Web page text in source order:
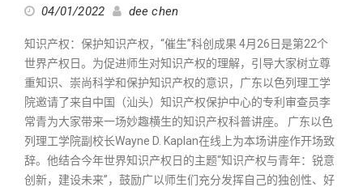
04/01/2022 dee chen
知识产权：保护知识产权，“催生”科创成果 4月26日是第22个
世界产权日。为促进师生对知识产权的理解，引导大家树立尊
重知识、崇尚科学和保护知识产权的意识，广东以色列理工学
院邀请了来自中国（汕头）知识产权保护中心的专利审查员李
常青为大家带来一场妙趣横生的知识产权科普讲座。 广东以色
列理工学院副校长Wayne D. Kaplan在线上为本场讲座作开场致
辞。他结合今年世界知识产权日的主题“知识产权与青年：锐意
创新，建设未来”，鼓励广以师生们充分发挥自己的独创性、好